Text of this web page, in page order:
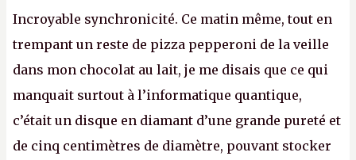
Incroyable synchronicité. Ce matin même, tout en
trempant un reste de pizza pepperoni de la veille
dans mon chocolat au lait, je me disais que ce qui
manquait surtout à l’informatique quantique,
c’était un disque en diamant d’une grande pureté et
de cinq centimètres de diamètre, pouvant stocker